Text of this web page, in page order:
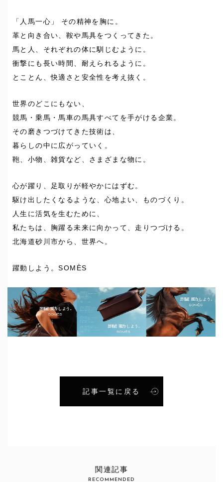
「人馬一心」 その精神を胸に。
革と向き合い、鞍や馬具をつくってきた。
馬と人、それぞれの体に馴じむように。
衝撃にも長い時間、耐えられるように。
とことん、快適さと安全性を考え抜く。
世界のどこにもない、
競馬・乗馬・馬車の馬具すべてを手がける企業。
その磨きつづけてきた技術は、
暮らしの中に広がっていく。
鞄、小物、雑貨など、さまざまな物に。
心が躍り、足取りが軽やかにはずむ。
駆け出したくなるような、心地よい、ものづくり。
人生に活気を生むために、
私たちは、胸躍る未来に向かって、走りつづける。
北海道砂川市から、世界へ。
躍動しよう。SOMÈS
記事一覧に戻る
関連記事
RECOMMENDED